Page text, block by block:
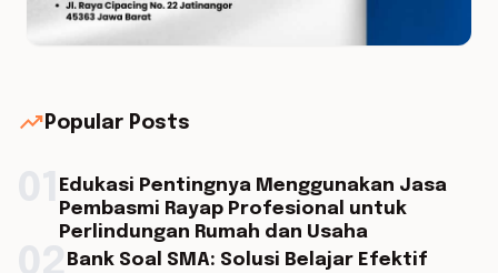
trending_up Popular Posts
Edukasi Pentingnya Menggunakan Jasa
Pembasmi Rayap Profesional untuk
Perlindungan Rumah dan Usaha
Bank Soal SMA: Solusi Belajar Efektif